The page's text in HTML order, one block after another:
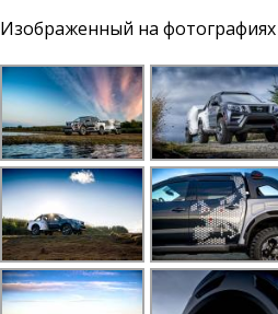
Изображенный на